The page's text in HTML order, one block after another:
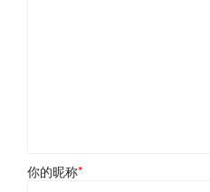
你的昵称*